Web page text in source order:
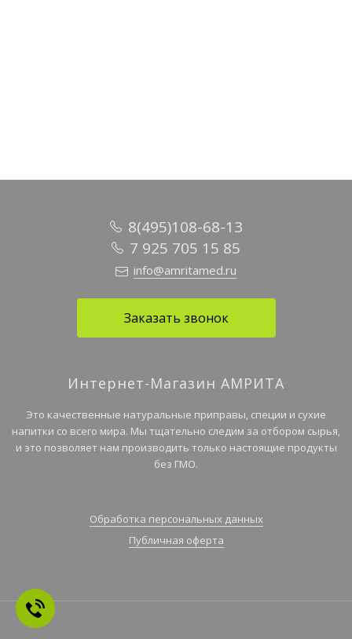
8(495)108-68-13
7 925 705 15 85
info@amritamed.ru
Заказать звонок
Интернет-Магазин АМРИТА
Это качественные натуральные приправы, специи и сухие
напитки со всего мира. Мы тщательно следим за отбором сырья,
и это позволяет нам производить только настоящие продукты
без ГМО.
Обработка персональных данных
Публичная оферта